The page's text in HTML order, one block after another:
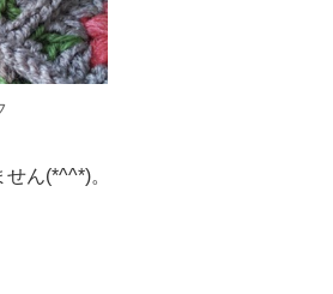
ん(*^^*)。